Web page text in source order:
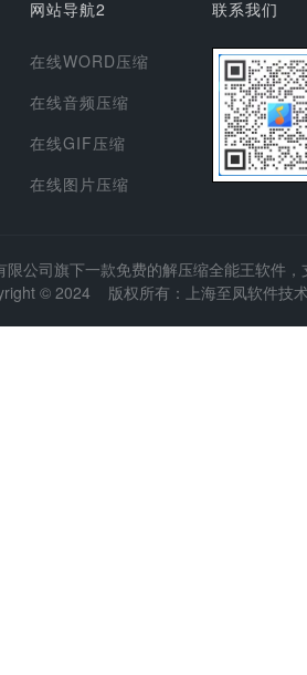
网站导航2
在线WORD压缩
在线音频压缩
在线GIF压缩
在线图片压缩
联系我们
限公司旗下一款免费的解压缩全能王软件
© 2024 版权所有：上海至凤软件技